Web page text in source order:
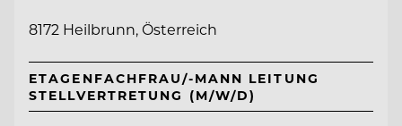
8172 Heilbrunn, Österreich
ETAGENFACHFRAU/-MANN LEITUNG
STELLVERTRETUNG (M/W/D)